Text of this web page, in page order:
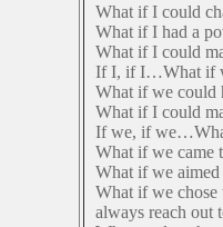
What if I could
What if I had a
What if I could
If I, if I…What if
What if we could
What if I could
If we, if
What if we came
What if we aimed
What if we chose
always reach out